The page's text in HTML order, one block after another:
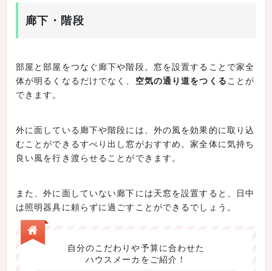
廊下・階段
部屋と部屋をつなぐ廊下や階段。窓を設置することで家全
体が明るくなるだけでなく、 空気の通り道をつくることが
できます。
外に面している廊下や階段には、外の風を効果的に取り込
むことができるすべり出し窓がおすすめ。家全体に気持ち
良い風を行き渡らせることができます。
また、外に面していない廊下には天窓を設置すると、日中
は照明器具に頼らずに過ごすことができるでしょう。
自分のこだわりや予算に合わせた
ハウスメーカをご紹介！